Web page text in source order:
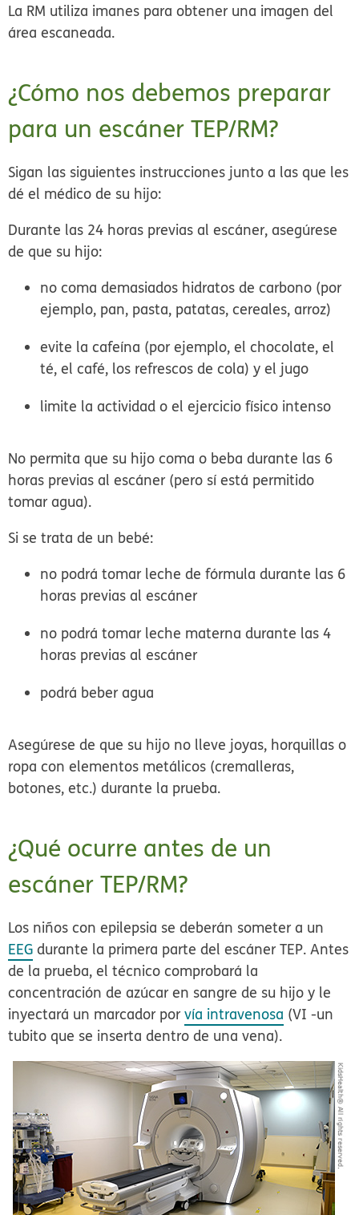
La RM utiliza imanes para obtener una imagen del
área escaneada.
¿Cómo nos debemos preparar
para un escáner TEP/RM?
Sigan las siguientes instrucciones junto a las que les
dé el médico de su hijo:
Durante las 24 horas previas al escáner, asegúrese
de que su hijo:
no coma demasiados hidratos de carbono (por
ejemplo, pan, pasta, patatas, cereales, arroz)
evite la cafeína (por ejemplo, el chocolate, el
té, el café, los refrescos de cola) y el jugo
limite la actividad o el ejercicio físico intenso
No permita que su hijo coma o beba durante las 6
horas previas al escáner (pero sí está permitido
tomar agua).
Si se trata de un bebé:
no podrá tomar leche de fórmula durante las 6
horas previas al escáner
no podrá tomar leche materna durante las 4
horas previas al escáner
podrá beber agua
Asegúrese de que su hijo no lleve joyas, horquillas o
ropa con elementos metálicos (cremalleras,
botones, etc.) durante la prueba.
¿Qué ocurre antes de un
escáner TEP/RM?
Los niños con epilepsia se deberán someter a un
EEG durante la primera parte del escáner TEP. Antes
de la prueba, el técnico comprobará la
concentración de azúcar en sangre de su hijo y le
inyectará un marcador porvía intravenosa (VI -un
tubito que se inserta dentro de una vena).